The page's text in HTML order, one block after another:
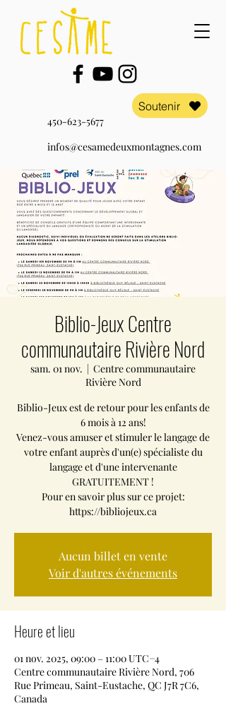
Soutenir
450-623-5677
infos@cesamedeuxmontagnes.com
Biblio-Jeux Centre
communautaire Rivière Nord
sam. 01 nov.
  |
Centre communautaire
Rivière Nord
Biblio-Jeux est de retour pour les enfants de
6 mois à 12 ans!
Venez-vous amuser et stimuler le langage de
votre enfant auprès d'un(e) spécialiste du
langage et d'une intervenante
GRATUITEMENT !
Pour en savoir plus sur ce projet:
https://bibliojeux.ca
Aucun billet en vente
Voir d'autres événements
Heure et lieu
01 nov. 2025, 09:00 – 11:00 UTC−4
Centre communautaire Rivière Nord, 706
Rue Primeau, Saint-Eustache, QC J7R 7C6,
Canada